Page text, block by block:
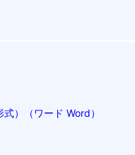
）（ワード Word）